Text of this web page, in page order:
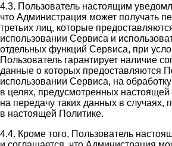
4.3. Пользователь настоящим
что Администрация может получать
третьих лиц, которые
использовании Сервиса и
отдельных функций Сервиса, при
Пользователь гарантирует наличие
данные о которых предоставляются
использовании Сервиса, на
в целях, предусмотренных
на передачу таких данных в случаях,
в настоящей Политике.
4.4. Кроме того, Пользователь